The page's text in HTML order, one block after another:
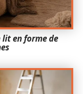
lit en forme de